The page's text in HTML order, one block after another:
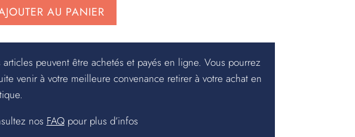
AU PANIER
articles peuvent être achetés et payés en ligne. Vous pourrez
venir à votre meilleure convenance retirer à votre achat en
nos FAQpour plus d’infos